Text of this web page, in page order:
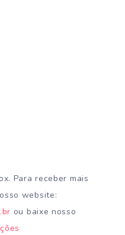
Para receber mais
website:
ou baixe nosso